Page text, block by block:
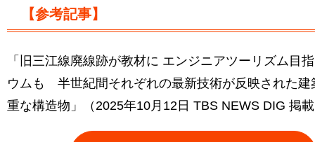
【参考記事】
「旧三江線廃線跡が教材に エンジニアツーリズム目
ウムも 半世紀間それぞれの最新技術が反映された建
重な構造物」（2025年10月12日 TBS NEWS DIG 掲